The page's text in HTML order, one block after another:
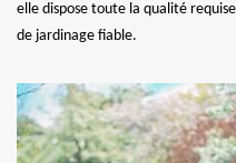
elle dispose toute la qualité
de jardinage fiable.